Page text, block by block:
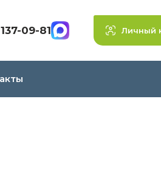
09-81 Личный